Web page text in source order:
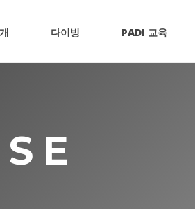
다이빙 PADI 교육